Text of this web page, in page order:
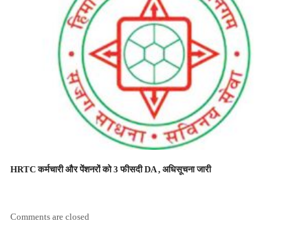
HRTC कर्मचारी और पेंशनरों को 3 फीसदी DA , अधिसूचना जारी
Comments are closed